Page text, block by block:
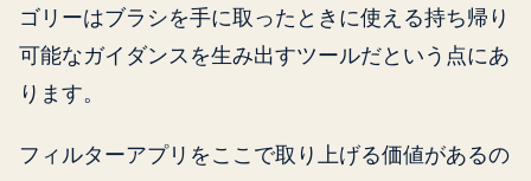
ゴリーはブラシを手に取ったときに使える持ち帰り
可能なガイダンスを生み出すツールだという点にあ
ります。
フィルターアプリをここで取り上げる価値があるの